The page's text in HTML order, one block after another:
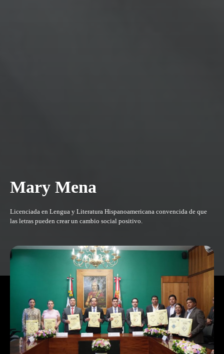
Mary Mena
Licenciada en Lengua y Literatura Hispanoamericana convencida de que
las letras pueden crear un cambio social positivo.